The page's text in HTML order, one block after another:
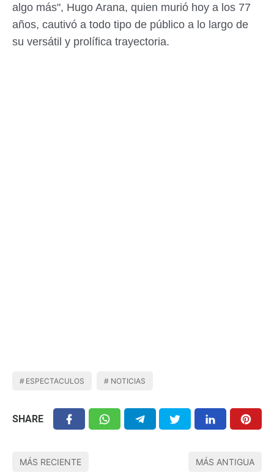
algo más", Hugo Arana, quien murió hoy a los 77
años, cautivó a todo tipo de público a lo largo de
su versátil y prolífica trayectoria.
ESPECTACULOS NOTICIAS
SHARE
MÁS RECIENTE MÁS ANTIGUA